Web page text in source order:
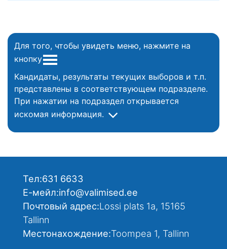
Для того, чтобы увидеть меню, нажмите на
кнопку
Кандидаты, результаты текущих выборов и т.п.
представлены в соответствующем подразделе.
При нажатии на подраздел открывается
искомая информация.
Тел:631 6633
Е-мейл:info@valimised.ee
Почтовый адрес:Lossi plats 1a, 15165
Tallinn
Местонахождение:Toompea 1, Tallinn